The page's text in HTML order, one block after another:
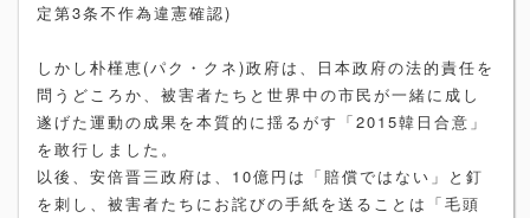
定第3条不作為違憲確認)
しかし朴槿恵(パク・クネ)政府は、日本政府の法的責任を
問うどころか、被害者たちと世界中の市民が一緒に成し
遂げた運動の成果を本質的に揺るがす「2015韓日合意」
を敢行しました。
以後、安倍晋三政府は、10億円は「賠償ではない」と釘
を刺し、被害者たちにお詫びの手紙を送ることは「毛頭